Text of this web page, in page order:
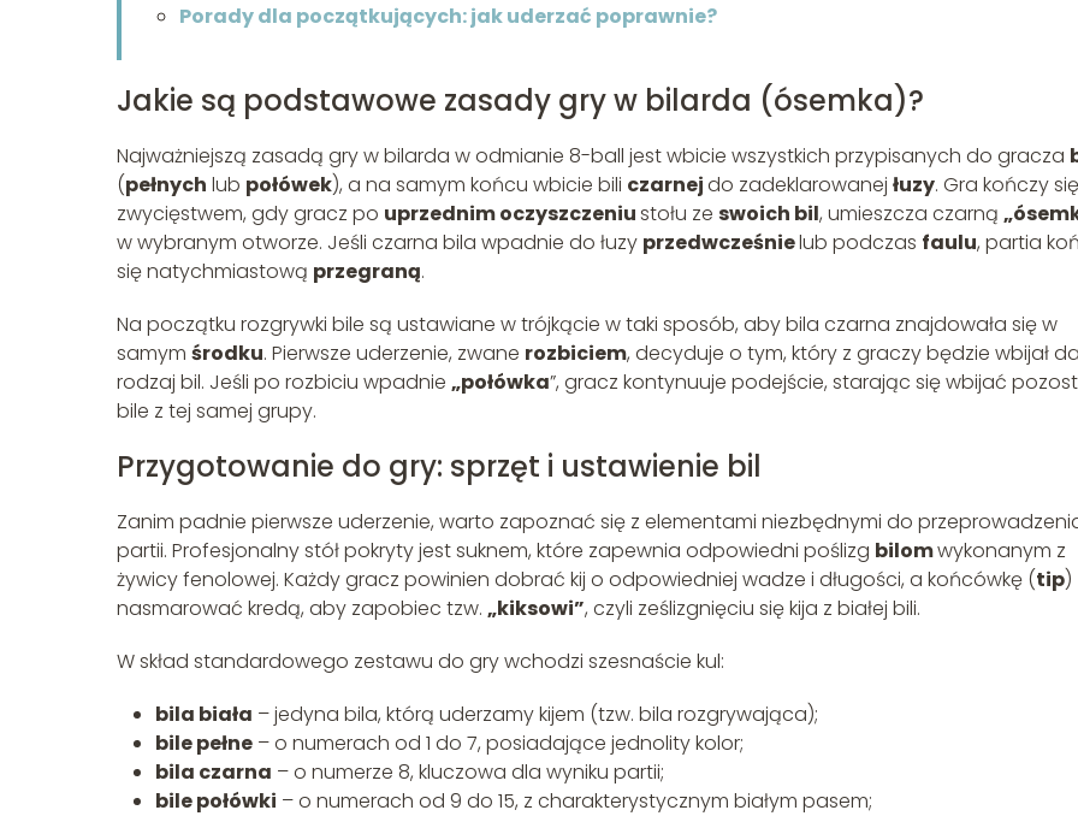
Porady dla początkujących: jak uderzać poprawnie?
Jakie są podstawowe zasady gry w bilarda (ósemka)?
Najważniejszą zasadą gry w bilarda w odmianie 8-ball jest wbicie wszystkich przypisanych do gracza
(pełnych lub połówek), a na samym końcu wbicie bili czarnejdo zadeklarowanej łuzy. Gra kończy się
zwycięstwem, gdy gracz po uprzednim oczyszczeniustołu ze swoich bil, umieszcza czarną
w wybranym otworze. Jeśli czarna bila wpadnie do łuzy przedwcześnielub podczas faulu, partia
się natychmiastową przegraną.
Na początku rozgrywki bile są ustawiane w trójkącie w taki sposób, aby bila czarna znajdowała się w
samym środku. Pierwsze uderzenie, zwane rozbiciem, decyduje o tym, który z graczy będzie wbijał
rodzaj bil. Jeśli po rozbiciu wpadnie „połówka”, gracz kontynuuje podejście, starając się wbijać
bile z tej samej grupy.
Przygotowanie do gry: sprzęt i ustawienie bil
Zanim padnie pierwsze uderzenie, warto zapoznać się z elementami niezbędnymi do
partii. Profesjonalny stół pokryty jest suknem, które zapewnia odpowiedni poślizg bilomwykonanym z
żywicy fenolowej. Każdy gracz powinien dobrać kij o odpowiedniej wadze i długości, a końcówkę (tip)
nasmarować kredą, aby zapobiec tzw. „kiksowi”, czyli ześlizgnięciu się kija z białej bili.
W skład standardowego zestawu do gry wchodzi szesnaście kul:
bila biała – jedyna bila, którą uderzamy kijem (tzw. bila rozgrywająca);
bile pełne – o numerach od 1 do 7, posiadające jednolity kolor;
bila czarna – o numerze 8, kluczowa dla wyniku partii;
bile połówki – o numerach od 9 do 15, z charakterystycznym białym pasem;